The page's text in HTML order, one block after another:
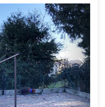
Next